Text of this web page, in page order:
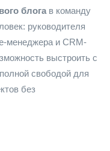
блога в команду
руководителя
менеджера и CRM-
выстроить с
свободой для
без